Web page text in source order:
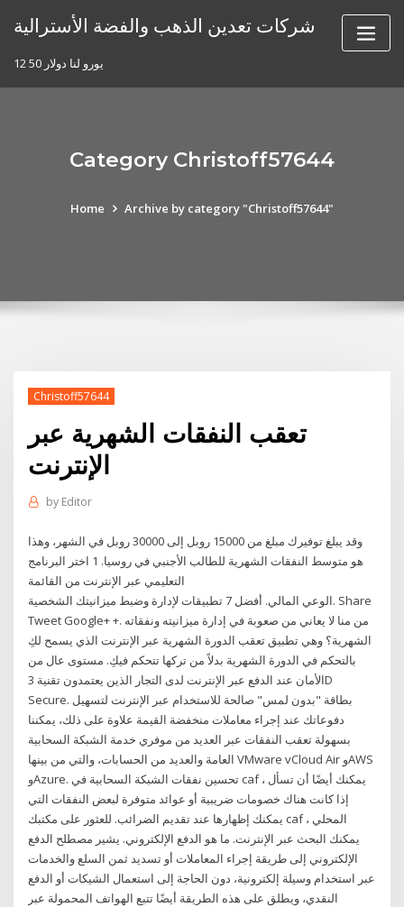
شركات تعدين الذهب والفضة الأسترالية
12 50 يورو لنا دولار
Category Christoff57644
Home Archive by category "Christoff57644"
Christoff57644
تعقب النفقات الشهرية عبر
الإنترنت
by Editor
وقد يبلغ توفيرك مبلغ من 15000 روبل إلى 30000 روبل في الشهر، وهذا
هو متوسط النفقات الشهرية للطالب الأجنبي في روسيا. 1 اختر البرنامج
التعليمي عبر الإنترنت من القائمة
الوعي المالي. أفضل 7 تطبيقات لإدارة وضبط ميزانيتك الشخصية. Share
Tweet Google+ +. من منا لا يعاني من صعوبة في إدارة ميزانيته ونفقاته
الشهرية؟ وهي تطبيق تعقب الدورة الشهرية عبر الإنترنت الذي يسمح لكِ
بالتحكم في الدورة الشهرية بدلاً من تركها تتحكم فيكِ. مستوى عال من
الأمان عند الدفع عبر الإنترنت لدى التجار الذين يعتمدون تقنية 3D
Secure. بطاقة "بدون لمس" صالحة للاستخدام عبر الإنترنت لتسهيل
دفوعاتك عند إجراء معاملات منخفضة القيمة علاوة على ذلك، يمكننا
بسهولة تعقب النفقات عبر العديد من موفري خدمة الشبكة السحابية
العامة والعديد من الحسابات، والتي من بينها VMware vCloud Air وAWS
وAzure. تحسين نفقات الشبكة السحابية في caf ، يمكنك أيضًا أن تسأل
إذا كانت هناك خصومات ضريبية أو عوائد متوفرة لبعض النفقات التي
يمكنك إظهارها عند تقديم الضرائب. للعثور على مكتبك caf المحلي ،
يمكنك البحث عبر الإنترنت. ما هو الدفع الإلكتروني. يشير مصطلح الدفع
الإلكتروني إلى طريقة إجراء المعاملات أو تسديد ثمن السلع والخدمات
عبر استخدام وسيلة إلكترونية، دون الحاجة إلى استعمال الشيكات أو الدفع
النقدي، ويطلق على هذه الطريقة أيضًا تتبع الهواتف المحمولة عبر